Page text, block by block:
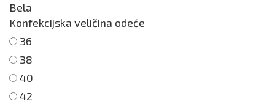
Bela
Konfekcijska veličina odeće
36
38
40
42